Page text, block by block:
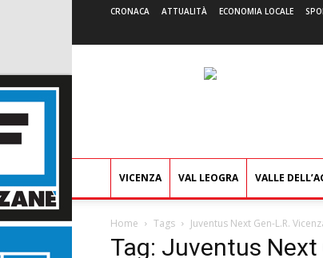
CRONACA ATTUALITÀ ECONOMIA LOCALE
VICENZA VAL LEOGRA VALLE
Home Tags Juventus Next Gen-L.R.
Tag: Juventus Next